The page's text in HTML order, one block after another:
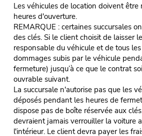
Les véhicules de location doivent
heures d'ouverture.
REMARQUE : certaines succursales
des clés. Si le client choisit de laisser
responsable du véhicule et de tous
dommages subis par le véhicule
fermeture) jusqu’à ce que le contrat
ouvrable suivant.
La succursale n'autorise pas que les
déposés pendant les heures de
dispose pas de boîte réservée aux
devraient jamais verrouiller la voiture
l'intérieur. Le client devra payer les